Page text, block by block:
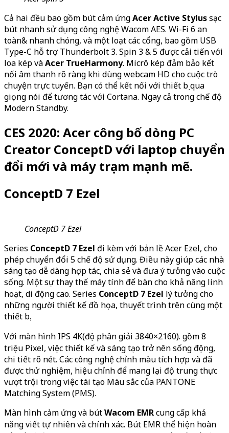
Cả hai đều bao gồm bút cảm ứngAcer Active Stylussạc
bút nhanh sử dụng công nghệ Wacom AES. Wi-Fi 6 an
toàn& nhanh chóng, và một loạt các cổng, bao gồm USB
Type-C hỗ trợ Thunderbolt 3. Spin 3 & 5 được cải tiến với
loa kép vàAcer TrueHarmony. Micrô kép đảm bảo kết
nối âm thanh rõ ràng khi dùng webcam HD cho cuộc trò
chuyện trực tuyến. Bạn có thể kết nối với thiết bị qua
giọng nói để tương tác với Cortana. Ngay cả trong chế độ
Modern Standby.
CES 2020: Acer công bố dòng PC
Creator ConceptD với laptop chuyển
đổi mới và máy trạm mạnh mẽ.
ConceptD 7 Ezel
ConceptD 7 Ezel
Series ConceptD 7 Ezel đi kèm với bản lề Acer Ezel, cho
phép chuyển đổi 5 chế độ sử dụng. Điều này giúp các nhà
sáng tạo dễ dàng hợp tác, chia sẻ và đưa ý tưởng vào cuộc
sống. Một sự thay thế máy tính để bàn cho khả năng linh
hoạt, di động cao. Series ConceptD 7 Ezel lý tưởng cho
những người thiết kế đồ họa, thuyết trình trên cùng một
thiết bị.
Với màn hình IPS 4K(độ phân giải 3840×2160). gồm 8
triệu Pixel, việc thiết kế và sáng tạo trở nên sống động,
chi tiết rõ nét. Các công nghệ chỉnh màu tích hợp và đã
được thử nghiệm, hiệu chỉnh để mang lại độ trung thực
vượt trội trong việc tái tạo Màu sắc của PANTONE
Matching System (PMS).
Màn hình cảm ứng và bútWacom EMRcung cấp khả
năng viết tự nhiên và chính xác. Bút EMR thể hiện hoàn